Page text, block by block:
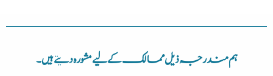
ہم مندرجہ ذیل ممالک کے لیے مشورہ دیتے ہیں۔